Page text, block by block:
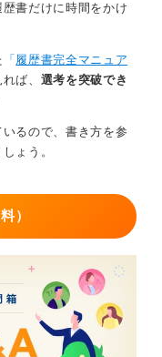
歴書だけに時間をかけ
「 履歴書完全マニュア
ば、 選考を突破でき
いるので、書き方を参
ょう。
）